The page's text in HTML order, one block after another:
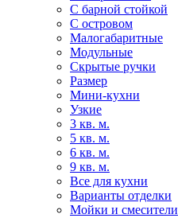
С барной стойкой
С островом
Малогабаритные
Модульные
Скрытые ручки
Размер
Мини-кухни
Узкие
3 кв. м.
5 кв. м.
6 кв. м.
9 кв. м.
Все для кухни
Варианты отделки
Мойки и смесители